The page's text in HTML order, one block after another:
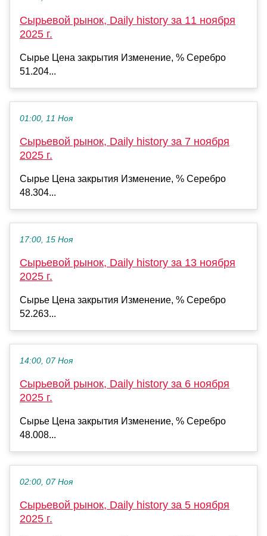
Сырьевой рынок, Daily history за 11 ноября
2025 г.
Сырье Цена закрытия Изменение, % Серебро
51.204...
01:00, 11 Ноя
Сырьевой рынок, Daily history за 7 ноября
2025 г.
Сырье Цена закрытия Изменение, % Серебро
48.304...
17:00, 15 Ноя
Сырьевой рынок, Daily history за 13 ноября
2025 г.
Сырье Цена закрытия Изменение, % Серебро
52.263...
14:00, 07 Ноя
Сырьевой рынок, Daily history за 6 ноября
2025 г.
Сырье Цена закрытия Изменение, % Серебро
48.008...
02:00, 07 Ноя
Сырьевой рынок, Daily history за 5 ноября
2025 г.